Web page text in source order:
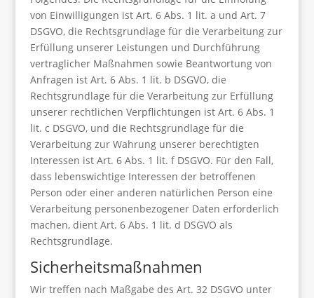
von Einwilligungen ist Art. 6 Abs. 1 lit. a und Art. 7
DSGVO, die Rechtsgrundlage für die Verarbeitung zur
Erfüllung unserer Leistungen und Durchführung
vertraglicher Maßnahmen sowie Beantwortung von
Anfragen ist Art. 6 Abs. 1 lit. b DSGVO, die
Rechtsgrundlage für die Verarbeitung zur Erfüllung
unserer rechtlichen Verpflichtungen ist Art. 6 Abs. 1
lit. c DSGVO, und die Rechtsgrundlage für die
Verarbeitung zur Wahrung unserer berechtigten
Interessen ist Art. 6 Abs. 1 lit. f DSGVO. Für den Fall,
dass lebenswichtige Interessen der betroffenen
Person oder einer anderen natürlichen Person eine
Verarbeitung personenbezogener Daten erforderlich
machen, dient Art. 6 Abs. 1 lit. d DSGVO als
Rechtsgrundlage.
Sicherheitsmaßnahmen
Wir treffen nach Maßgabe des Art. 32 DSGVO unter